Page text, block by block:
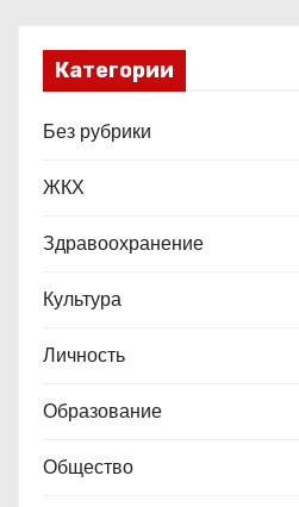
Категории
Без рубрики
ЖКХ
Здравоохранение
Культура
Личность
Образование
Общество